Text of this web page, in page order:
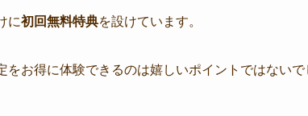
に初回無料特典を設けています。
お得に体験できるのは嬉しいポイントではないで